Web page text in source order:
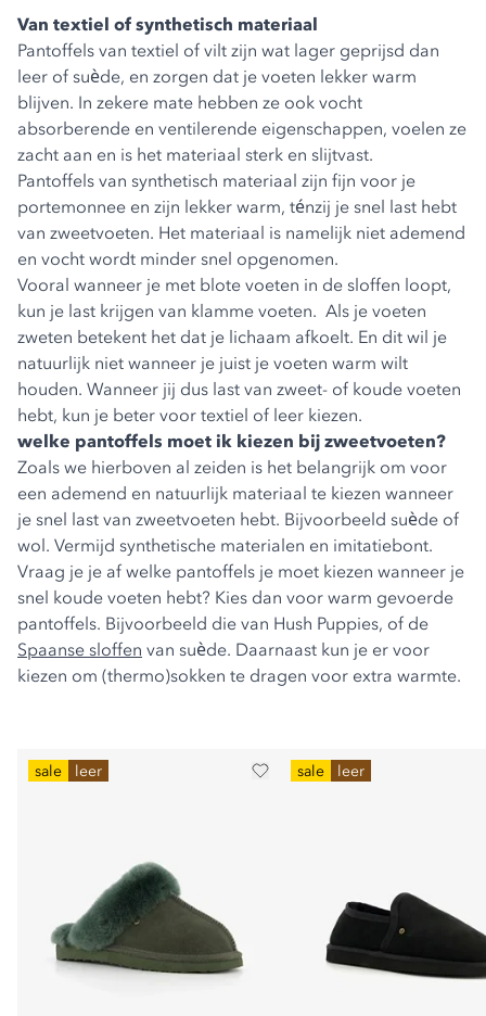
Van textiel of synthetisch materiaal
Pantoffels van textiel of vilt zijn wat lager geprijsd dan
leer of suède, en zorgen dat je voeten lekker warm
blijven. In zekere mate hebben ze ook vocht
absorberende en ventilerende eigenschappen, voelen ze
zacht aan en is het materiaal sterk en slijtvast.
Pantoffels van synthetisch materiaal zijn fijn voor je
portemonnee en zijn lekker warm, ténzij je snel last hebt
van zweetvoeten. Het materiaal is namelijk niet ademend
en vocht wordt minder snel opgenomen.
Vooral wanneer je met blote voeten in de sloffen loopt,
kun je last krijgen van klamme voeten. Als je voeten
zweten betekent het dat je lichaam afkoelt. En dit wil je
natuurlijk niet wanneer je juist je voeten warm wilt
houden. Wanneer jij dus last van zweet- of koude voeten
hebt, kun je beter voor textiel of leer kiezen.
welke pantoffels moet ik kiezen bij zweetvoeten?
Zoals we hierboven al zeiden is het belangrijk om voor
een ademend en natuurlijk materiaal te kiezen wanneer
je snel last van zweetvoeten hebt. Bijvoorbeeld suède of
wol. Vermijd synthetische materialen en imitatiebont.
Vraag je je af welke pantoffels je moet kiezen wanneer je
snel koude voeten hebt? Kies dan voor warm gevoerde
pantoffels. Bijvoorbeeld die van Hush Puppies, of de
Spaanse sloffen van suède. Daarnaast kun je er voor
kiezen om (thermo)sokken te dragen voor extra warmte.
sale leer sale leer